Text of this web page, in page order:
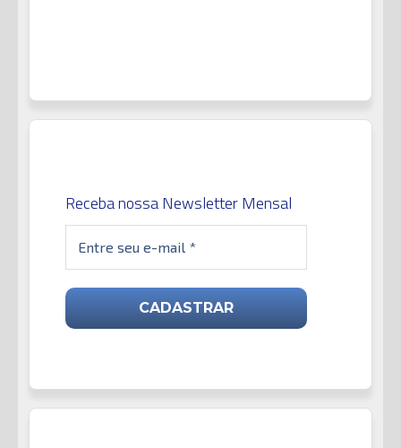
Receba nossa Newsletter Mensal